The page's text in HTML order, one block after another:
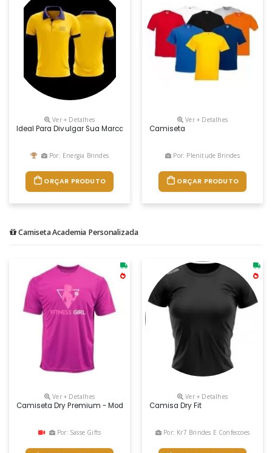
Ver + Detalhes
Ideal Para Divulgar Sua Marca As Camisas Polo Personalizadas Para
Por: Energia Brindes
ORÇAR PRODUTO
Ver + Detalhes
Camiseta
Por: Plenitude Brindes
ORÇAR PRODUTO
Camiseta Academia Personalizada
Ver + Detalhes
Camiseta Dry Premium - Modelos: Tradicional Ou Baby Look. Malha
Por: Sasse Gifts
Ver + Detalhes
Camisa Dry Fit
Por: Kr7 Brindes E Confeccoes